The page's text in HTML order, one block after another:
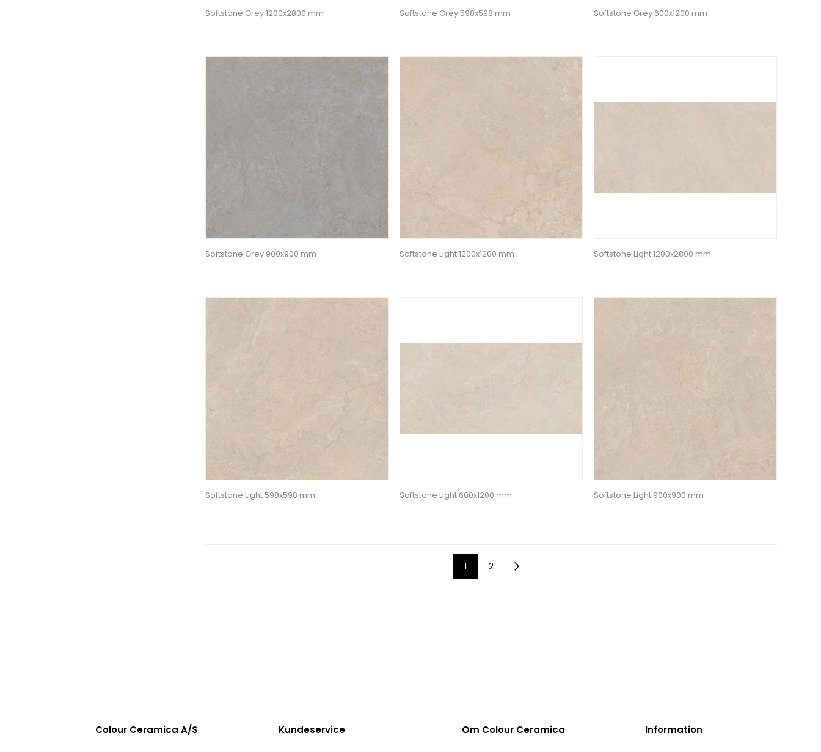
Softstone Grey 1200x2800 mm Softstone Grey 598x598 mm Softstone Grey 600x1200 mm
Softstone Grey 900x900 mm Softstone Light 1200x1200 mm Softstone Light 1200x2800 mm
Softstone Light 598x598 mm Softstone Light 600x1200 mm Softstone Light 900x900 mm
1 2
Colour Ceramica A/S Kundeservice Om Colour Ceramica Information